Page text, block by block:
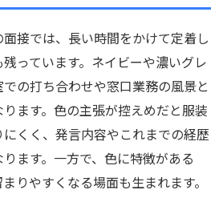
接では、長い時間をかけて定着し
っています。ネイビーや濃いグレ
の打ち合わせや窓口業務の風景と
ます。色の主張が控えめだと服装
くく、発言内容やこれまでの経歴
ます。一方で、色に特徴がある
りやすくなる場面も生まれます。